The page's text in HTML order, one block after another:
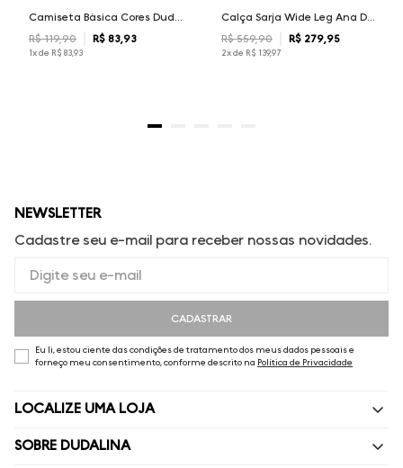
R$ 119,90 R$ 83, 93
1x de R$ 83,93
Calça Sarja Wide Leg Ana Dudalina Feminina
R$ 559,90 R$ 279, 95
2x de R$ 139,97
NEWSLETTER
Cadastre seu e-mail para receber nossas novidades.
CADASTRAR
Eu li, estou ciente das condições de tratamento dos meus dados pessoais e
forneço meu consentimento, conforme descrito na Política de Privacidade
LOCALIZE UMA LOJA
SOBRE DUDALINA